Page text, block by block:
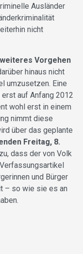
Ausländer
nicht
Vorgehen
hinaus nicht
umzusetzen. Eine
auf Anfang 2012
wohl erst in einem
nimmt diese
über das geplante
Freitag, 8.
dass der von Volk
und Bürger
– so wie sie es an